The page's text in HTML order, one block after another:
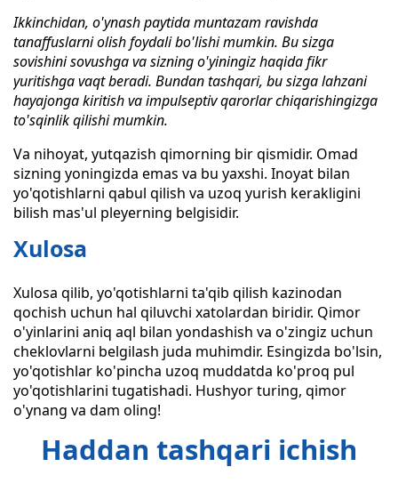
Ikkinchidan, o'ynash paytida muntazam ravishda
tanaffuslarni olish foydali bo'lishi mumkin. Bu sizga
sovishini sovushga va sizning o'yiningiz haqida fikr
yuritishga vaqt beradi. Bundan tashqari, bu sizga lahzani
hayajonga kiritish va impulseptiv qarorlar chiqarishingizga
to'sqinlik qilishi mumkin.
Va nihoyat, yutqazish qimorning bir qismidir. Omad
sizning yoningizda emas va bu yaxshi. Inoyat bilan
yo'qotishlarni qabul qilish va uzoq yurish kerakligini
bilish mas'ul pleyerning belgisidir.
Xulosa
Xulosa qilib, yo'qotishlarni ta'qib qilish kazinodan
qochish uchun hal qiluvchi xatolardan biridir. Qimor
o'yinlarini aniq aql bilan yondashish va o'zingiz uchun
cheklovlarni belgilash juda muhimdir. Esingizda bo'lsin,
yo'qotishlar ko'pincha uzoq muddatda ko'proq pul
yo'qotishlarini tugatishadi. Hushyor turing, qimor
o'ynang va dam oling!
Haddan tashqari ichish